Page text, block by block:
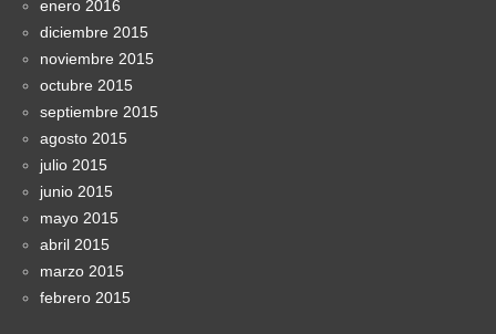
enero 2016
diciembre 2015
noviembre 2015
octubre 2015
septiembre 2015
agosto 2015
julio 2015
junio 2015
mayo 2015
abril 2015
marzo 2015
febrero 2015